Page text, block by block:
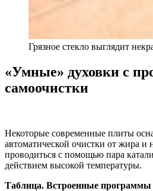
Грязное стекло выглядит
«Умные» духовки с
самоочистки
Некоторые современные плиты
автоматической очистки от жира и
проводиться с помощью пара
действием высокой температуры.
Таблица. Встроенные программы